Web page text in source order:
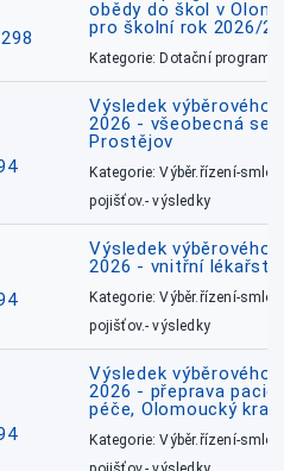
obědy do škol v
pro školní rok 2026/
Kategorie: Dotační
Výsledek výběrového
2026 - všeobecná
Prostějov
Kategorie: Výběr.řízení-
pojišťov.- výsledky
Výsledek výběrového
2026 - vnitřní
Kategorie: Výběr.řízení-
pojišťov.- výsledky
Výsledek výběrového
2026 - přeprava
péče, Olomoucký kraj
Kategorie: Výběr.řízení-